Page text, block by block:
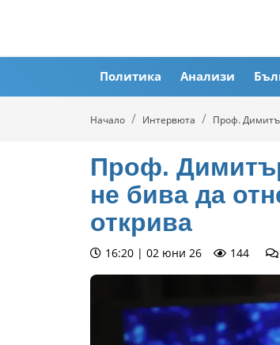
Политика Анализи
Начало Интервюта Проф.
Проф.
не бива да
открива
16:20 | 02 юни 26 144